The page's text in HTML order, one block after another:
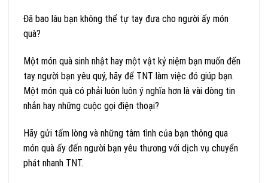
Đã bao lâu bạn không thể tự tay đưa cho người ấy món
quà?
Một món quà sinh nhật hay một vật kỷ niệm bạn muốn đến
tay người bạn yêu quý, hãy để TNT làm việc đó giúp bạn.
Một món quà có phải luôn luôn ý nghĩa hơn là vài dòng tin
nhắn hay những cuộc gọi điện thoại?
Hãy gửi tấm lòng và những tâm tình của bạn thông qua
món quà ấy đến người bạn yêu thương với dịch vụ chuyển
phát nhanh TNT.